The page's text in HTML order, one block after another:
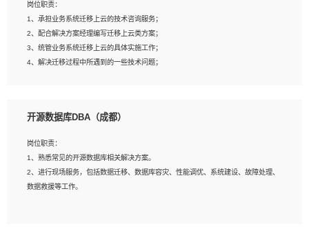
2、熟悉tensorflow，keras，pytorch等常规深度学习框架，快速根据客户需求实现
有效的模型；
3、熟悉掌握至少一种编程语言，如：Python，Java；
4、 熟悉NLP相关算法与实现；
5、至少有一次及以上问答系统的项目实践，熟悉问答系统全流程开发者优先；
岗位职责：
1、承担业务系统迁移上云的技术咨询服务；
2、配合解决方案经理编写迁移上云类方案；
3、统管业务系统迁移上云的具体实施工作；
4、解决迁移过程中所遇到的一些技术问题；
1、专科及以上学历，三年以上工作经验，计算机等相关专业；
3、熟悉常见操作系统、存储、网络、 IO 等相关原理；
4、具有迁移工具实操经验，具备P2V、V2V迁移能力；
5、熟练华为、VMware虚拟化、云计算及云存储技术；
6、熟悉主流数据库、应用服务器、中间件部署架构和运维方法；
开源数据库DBA（成都）
岗位职责：
1、熟悉常见的开源数据库相关解决方案。
2、进行现场服务，包括数据迁移、数据库容灾、性能调优、系统建设、故障处理、
数据救援等工作。